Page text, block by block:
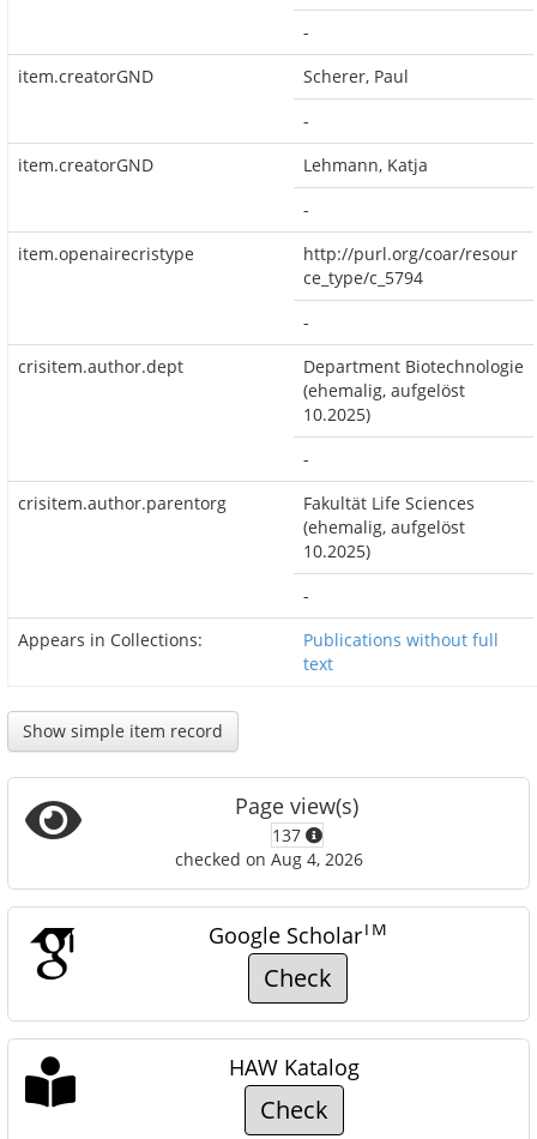
-
item.creatorGND
Scherer, Paul
-
item.creatorGND
Lehmann, Katja
-
item.openairecristype
http://purl.org/coar/resour
ce_type/c_5794
-
crisitem.author.dept
Department Biotechnologie
(ehemalig, aufgelöst
10.2025)
-
crisitem.author.parentorg
Fakultät Life Sciences
(ehemalig, aufgelöst
10.2025)
-
Appears in Collections:
Publications without full
text
Show simple item record
Page view(s)
137
checked on Aug 4, 2026
Google ScholarTM
Check
HAW Katalog
Check